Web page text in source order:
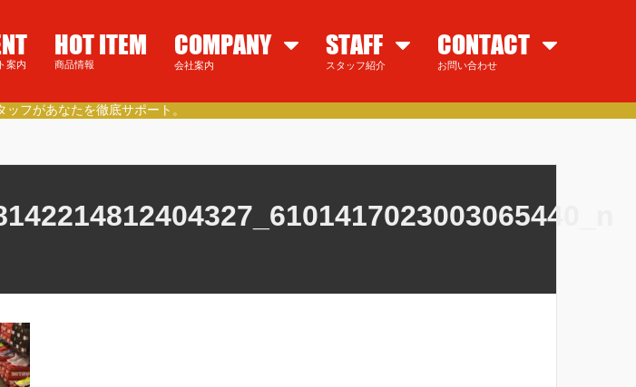
案内
HOT ITEM
商品情報
COMPANY
会社案内
STAFF
スタッフ紹介
CONTACT
お問い合わせ
フがあなたを徹底サポート。